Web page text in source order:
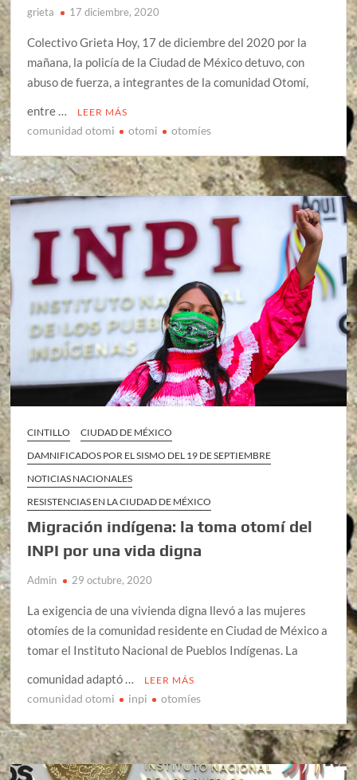
grieta 17 diciembre, 2020
Colectivo Grieta Hoy, 17 de diciembre del 2020 por la
mañana, la policía de la Ciudad de México detuvo, con
abuso de fuerza, a integrantes de la comunidad Otomí,
entre …
LEER MÁS
comunidad otomi otomi otomíes
CINTILLO
CIUDAD DE MÉXICO
DAMNIFICADOS POR EL SISMO DEL 19 DE SEPTIEMBRE
NOTICIAS NACIONALES
RESISTENCIAS EN LA CIUDAD DE MÉXICO
Migración indígena: la toma otomí del
INPI por una vida digna
Admin 29 octubre, 2020
La exigencia de una vivienda digna llevó a las mujeres
otomíes de la comunidad residente en Ciudad de México a
tomar el Instituto Nacional de Pueblos Indígenas. La
comunidad adaptó …
LEER MÁS
comunidad otomi inpi otomíes